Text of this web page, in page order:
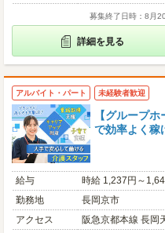
募集終了日時：8月
詳細を見る
アルバイト・パート 未経験者歓迎
【グループ
で効率よく
給与
時給 1,237円～
勤務地
長岡京市
アクセス
阪急京都本線 長岡